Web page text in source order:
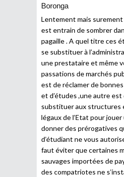
Boronga
Lentement mais surement
est entrain de sombrer
pagaille . A quel titre ces
se substituer à
une prestataire et même
passations de marchés
est de réclamer de
et d’études ,une autre est
substituer aux structures
légaux de l’Etat pour
donner des prérogatives
d’étudiant ne vous
faut éviter que certaines
sauvages importées de
des compatriotes ne